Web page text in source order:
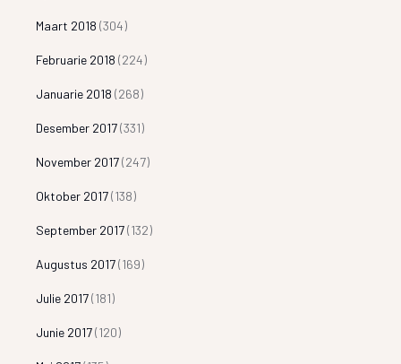
Maart 2018 (304)
Februarie 2018 (224)
Januarie 2018 (268)
Desember 2017(331)
November 2017(247)
Oktober 2017(138)
September 2017(132)
Augustus 2017(169)
Julie 2017(181)
Junie 2017(120)